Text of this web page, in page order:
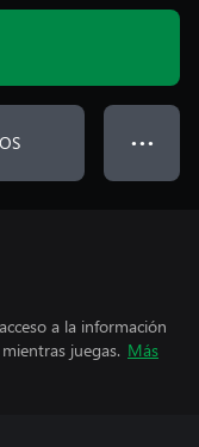
● ● ●
a la información
juegas. Más